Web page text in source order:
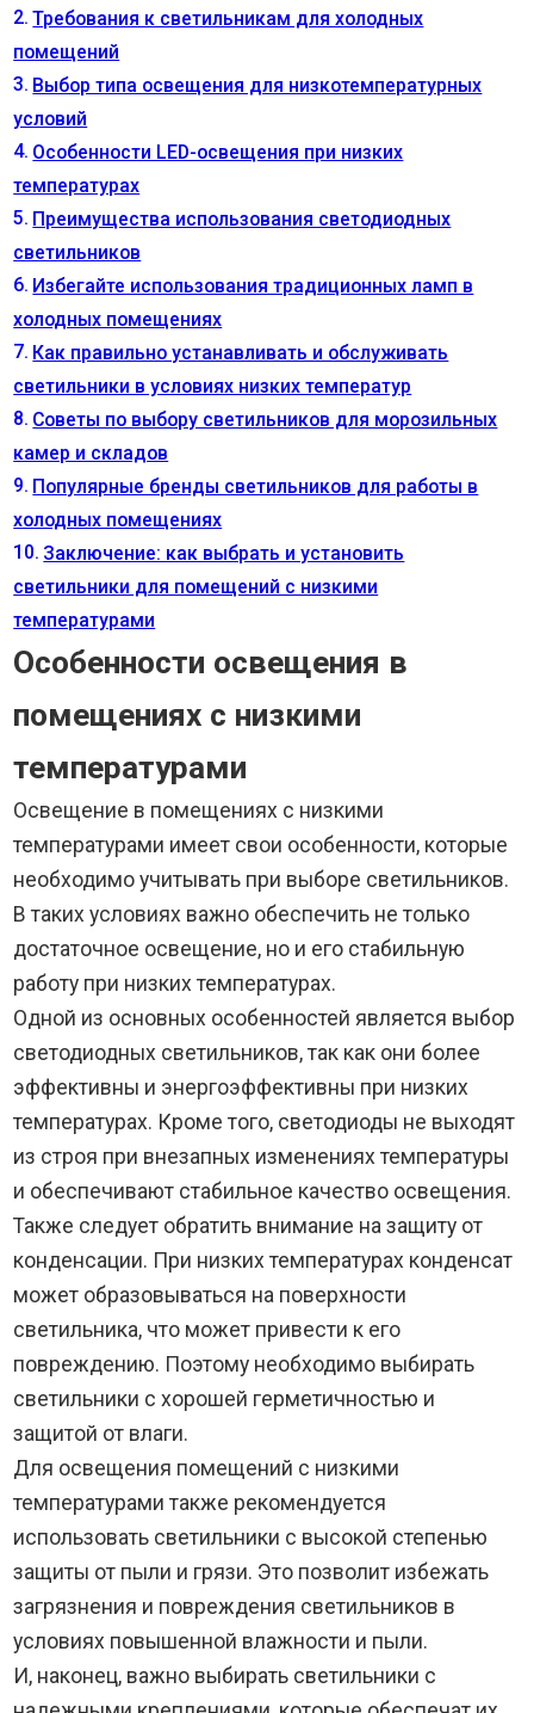
Требования к светильникам для холодных
помещений
Выбор типа освещения для низкотемпературных
условий
Особенности LED-освещения при низких
температурах
Преимущества использования светодиодных
светильников
Избегайте использования традиционных ламп в
холодных помещениях
Как правильно устанавливать и обслуживать
светильники в условиях низких температур
Советы по выбору светильников для морозильных
камер и складов
Популярные бренды светильников для работы в
холодных помещениях
Заключение: как выбрать и установить
светильники для помещений с низкими
температурами
Особенности освещения в
помещениях с низкими
температурами
Освещение в помещениях с низкими
температурами имеет свои особенности, которые
необходимо учитывать при выборе светильников.
В таких условиях важно обеспечить не только
достаточное освещение, но и его стабильную
работу при низких температурах.
Одной из основных особенностей является выбор
светодиодных светильников, так как они более
эффективны и энергоэффективны при низких
температурах. Кроме того, светодиоды не выходят
из строя при внезапных изменениях температуры
и обеспечивают стабильное качество освещения.
Также следует обратить внимание на защиту от
конденсации. При низких температурах конденсат
может образовываться на поверхности
светильника, что может привести к его
повреждению. Поэтому необходимо выбирать
светильники с хорошей герметичностью и
защитой от влаги.
Для освещения помещений с низкими
температурами также рекомендуется
использовать светильники с высокой степенью
защиты от пыли и грязи. Это позволит избежать
загрязнения и повреждения светильников в
условиях повышенной влажности и пыли.
И, наконец, важно выбирать светильники с